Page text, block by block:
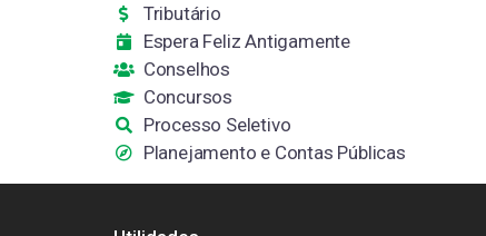
Tributário
Espera Feliz Antigamente
Conselhos
Concursos
Processo Seletivo
Planejamento e Contas Públicas